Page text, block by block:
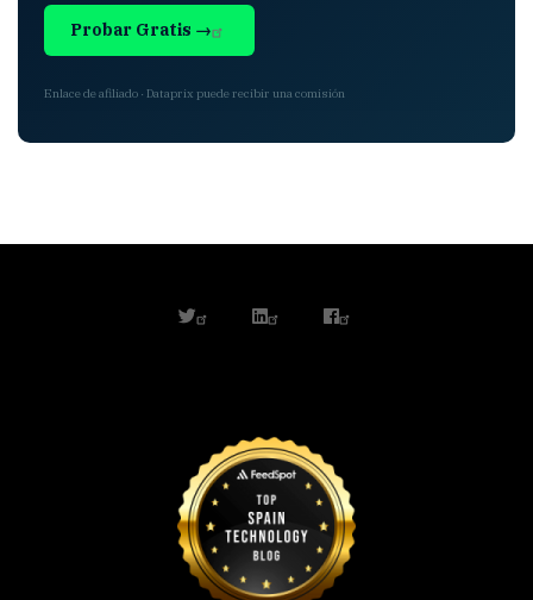
Probar Gratis →
Enlace de afiliado · Dataprix puede recibir una comisión
twitterlinkedinfacebook